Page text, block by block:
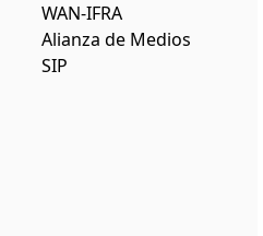
WAN-IFRA
Alianza de Medios
SIP